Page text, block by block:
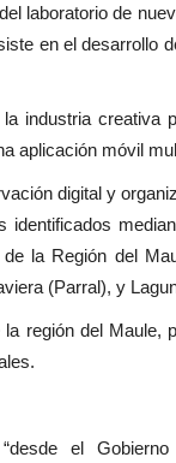
laboratorio de
en el desarrollo
industria creativa
aplicación móvil
digital y
identificados
la Región del
(Parral), y
región del Maule,
el
Furia
encuentro
Nueve academias